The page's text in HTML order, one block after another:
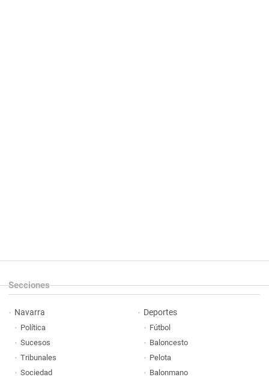
Secciones
Navarra
Política
Sucesos
Tribunales
Sociedad
Deportes
Fútbol
Baloncesto
Pelota
Balonmano